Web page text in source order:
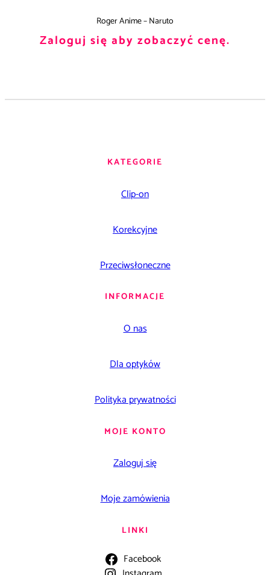
Roger Anime – Naruto
Zaloguj się aby zobaczyć cenę.
KATEGORIE
Clip-on
Korekcyjne
Przeciwsłoneczne
INFORMACJE
O nas
Dla optyków
Polityka prywatności
MOJE KONTO
Zaloguj się
Moje zamówienia
LINKI
Facebook